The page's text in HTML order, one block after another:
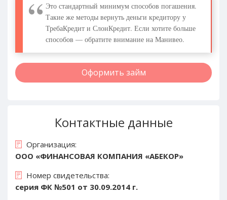
Это стандартный минимум способов погашения.
Такие же методы вернуть деньги кредитору у
ТребаКредит и СлонКредит. Если хотите больше
способов — обратите внимание на Манивео.
Оформить займ
Контактные данные
Организация:
ООО «ФИНАНСОВАЯ КОМПАНИЯ «АБЕКОР»
Номер свидетельства:
серия ФК №501 от 30.09.2014 г.